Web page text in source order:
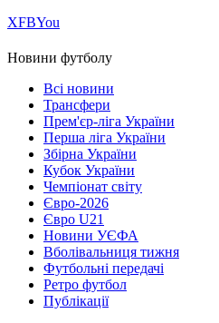
ХFBYou
Новини футболу
Всі новини
Трансфери
Прем'єр-ліга України
Перша ліга України
Збірна України
Кубок України
Чемпіонат світу
Євро-2026
Євро U21
Новини УЄФА
Вболівальниця тижня
Футбольні передачі
Ретро футбол
Публікації